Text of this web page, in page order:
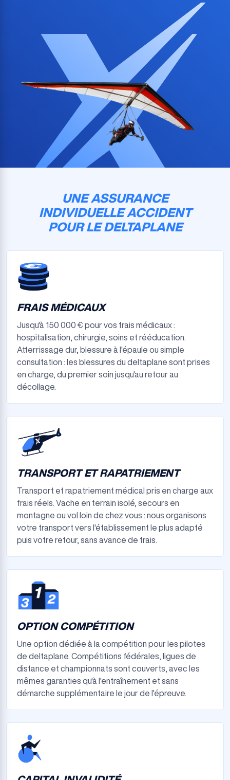
UNE ASSURANCE
INDIVIDUELLE ACCIDENT
POUR LE DELTAPLANE
FRAIS MÉDICAUX
Jusqu'à 150 000 € pour vos frais médicaux :
hospitalisation, chirurgie, soins et rééducation.
Atterrissage dur, blessure à l'épaule ou simple
consultation : les blessures du deltaplane sont prises
en charge, du premier soin jusqu'au retour au
décollage.
TRANSPORT ET RAPATRIEMENT
Transport et rapatriement médical pris en charge aux
frais réels. Vache en terrain isolé, secours en
montagne ou vol loin de chez vous : nous organisons
votre transport vers l'établissement le plus adapté
puis votre retour, sans avance de frais.
OPTION COMPÉTITION
Une option dédiée à la compétition pour les pilotes
de deltaplane. Compétitions fédérales, ligues de
distance et championnats sont couverts, avec les
mêmes garanties qu'à l'entraînement et sans
démarche supplémentaire le jour de l'épreuve.